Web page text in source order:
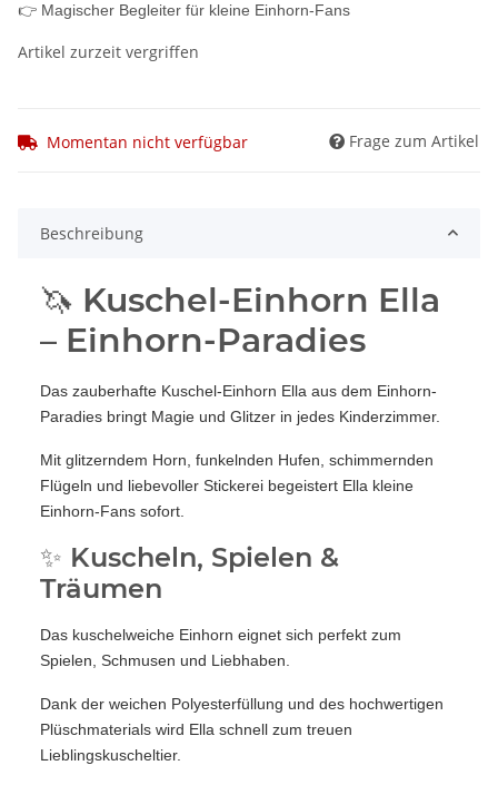
👉 Magischer Begleiter für kleine Einhorn-Fans
Artikel zurzeit vergriffen
Momentan nicht verfügbar Frage zum Artikel
Beschreibung
🦄 Kuschel-Einhorn Ella
– Einhorn-Paradies
Das zauberhafte Kuschel-Einhorn Ella aus dem Einhorn-
Paradies bringt Magie und Glitzer in jedes Kinderzimmer.
Mit glitzerndem Horn, funkelnden Hufen, schimmernden
Flügeln und liebevoller Stickerei begeistert Ella kleine
Einhorn-Fans sofort.
✨ Kuscheln, Spielen &
Träumen
Das kuschelweiche Einhorn eignet sich perfekt zum
Spielen, Schmusen und Liebhaben.
Dank der weichen Polyesterfüllung und des hochwertigen
Plüschmaterials wird Ella schnell zum treuen
Lieblingskuscheltier.